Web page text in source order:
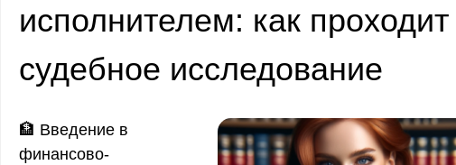
исполнителем: как проходит
судебное исследование
🏦 Введение в
финансово-